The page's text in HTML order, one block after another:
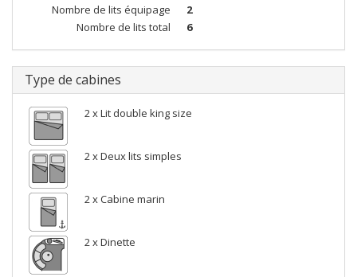
Nombre de lits équipage
2
Nombre de lits total
6
Type de cabines
2 x Lit double king size
2 x Deux lits simples
2 x Cabine marin
2 x Dinette